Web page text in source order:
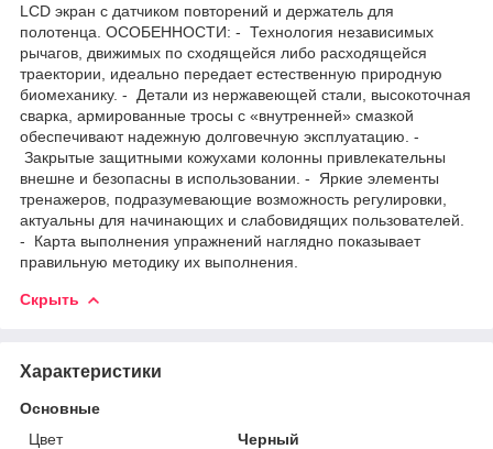
LCD экран с датчиком повторений и держатель для
полотенца. ОСОБЕННОСТИ: - Технология независимых
рычагов, движимых по сходящейся либо расходящейся
траектории, идеально передает естественную природную
биомеханику. - Детали из нержавеющей стали, высокоточная
сварка, армированные тросы с «внутренней» смазкой
обеспечивают надежную долговечную эксплуатацию. -
Закрытые защитными кожухами колонны привлекательны
внешне и безопасны в использовании. - Яркие элементы
тренажеров, подразумевающие возможность регулировки,
актуальны для начинающих и слабовидящих пользователей.
- Карта выполнения упражнений наглядно показывает
правильную методику их выполнения.
Скрыть
Характеристики
Основные
Цвет
Черный